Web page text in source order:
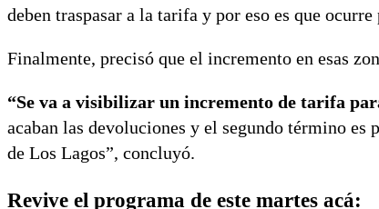
deben traspasar a la tarifa y por eso es que
Finalmente, precisó que el incremento en esas
“Se va a visibilizar un incremento de tarifa
acaban las devoluciones y el segundo término
de Los Lagos”, concluyó.
Revive el programa de este martes acá: